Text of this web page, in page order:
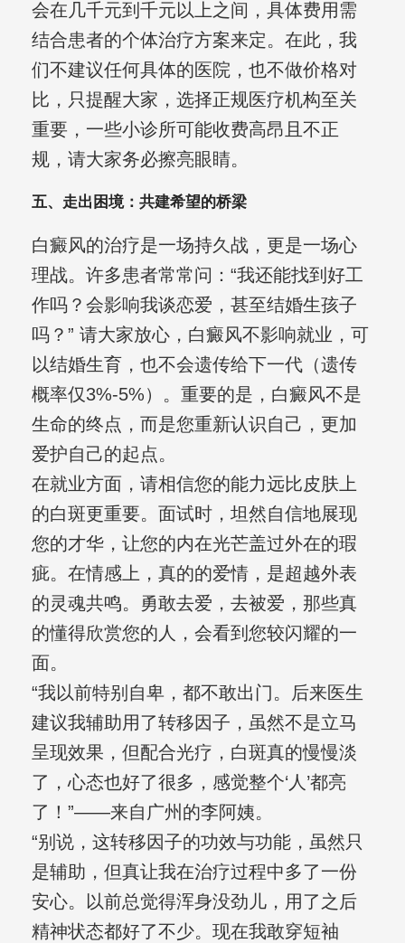
会在几千元到千元以上之间，具体费用需
结合患者的个体治疗方案来定。在此，我
们不建议任何具体的医院，也不做价格对
比，只提醒大家，选择正规医疗机构至关
重要，一些小诊所可能收费高昂且不正
规，请大家务必擦亮眼睛。
五、走出困境：共建希望的桥梁
白癜风的治疗是一场持久战，更是一场心
理战。许多患者常常问：“我还能找到好工
作吗？会影响我谈恋爱，甚至结婚生孩子
吗？” 请大家放心，白癜风不影响就业，可
以结婚生育，也不会遗传给下一代（遗传
概率仅3%-5%）。重要的是，白癜风不是
生命的终点，而是您重新认识自己，更加
爱护自己的起点。
在就业方面，请相信您的能力远比皮肤上
的白斑更重要。面试时，坦然自信地展现
您的才华，让您的内在光芒盖过外在的瑕
疵。在情感上，真的的爱情，是超越外表
的灵魂共鸣。勇敢去爱，去被爱，那些真
的懂得欣赏您的人，会看到您较闪耀的一
面。
“我以前特别自卑，都不敢出门。后来医生
建议我辅助用了转移因子，虽然不是立马
呈现效果，但配合光疗，白斑真的慢慢淡
了，心态也好了很多，感觉整个‘人’都亮
了！”——来自广州的李阿姨。
“别说，这转移因子的功效与功能，虽然只
是辅助，但真让我在治疗过程中多了一份
安心。以前总觉得浑身没劲儿，用了之后
精神状态都好了不少。现在我敢穿短袖